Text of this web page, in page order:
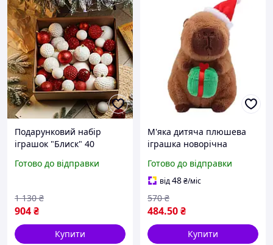
Подарунковий набір
іграшок "Блиск" 40
новорічних куль Набір
Колір Червоний
Готово до відправки
904₴
1 130 ₴
Купити
М'яка дитяча плюшева
іграшка новорічна
22см Art5738
Готово до відправки
від48₴/міс
484.50₴
570 ₴
Купити